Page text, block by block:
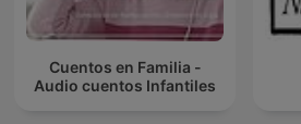
Cuentos en Familia -
Audio cuentos Infantiles